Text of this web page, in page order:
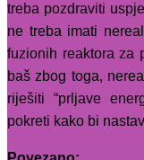
treba pozdraviti
ne treba imati
fuzionih reaktora za
baš zbog toga,
riješiti “prljave
pokreti kako bi